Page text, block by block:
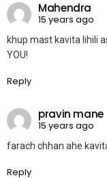
Mahendra
15 years ago
khup mast kavita lihili
YOU!
Reply
pravin mane
15 years ago
farach chhan ahe
Reply